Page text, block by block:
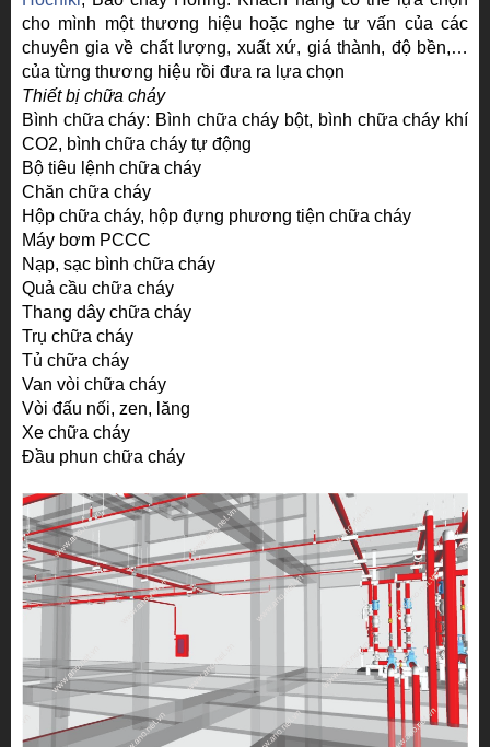
cho mình một thương hiệu hoặc nghe tư vấn của các
chuyên gia về chất lượng, xuất xứ, giá thành, độ bền,…
của từng thương hiệu rồi đưa ra lựa chọn
Thiết bị chữa cháy
Bình chữa cháy: Bình chữa cháy bột, bình chữa cháy khí
CO2, bình chữa cháy tự động
Bộ tiêu lệnh chữa cháy
Chăn chữa cháy
Hộp chữa cháy, hộp đựng phương tiện chữa cháy
Máy bơm PCCC
Nạp, sạc bình chữa cháy
Quả cầu chữa cháy
Thang dây chữa cháy
Trụ chữa cháy
Tủ chữa cháy
Van vòi chữa cháy
Vòi đấu nối, zen, lăng
Xe chữa cháy
Đầu phun chữa cháy